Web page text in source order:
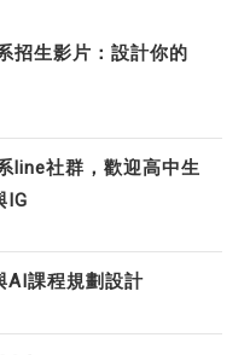
招生影片：設計你的
line社群，歡迎高中生
IG
AI課程規劃設計